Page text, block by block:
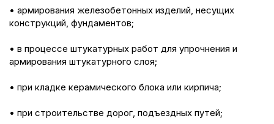
• армирования железобетонных изделий, несущих
конструкций, фундаментов;
• в процессе штукатурных работ для упрочнения и
армирования штукатурного слоя;
• при кладке керамического блока или кирпича;
• при строительстве дорог, подъездных путей;